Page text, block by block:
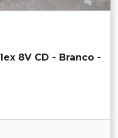
8V CD - Branco -